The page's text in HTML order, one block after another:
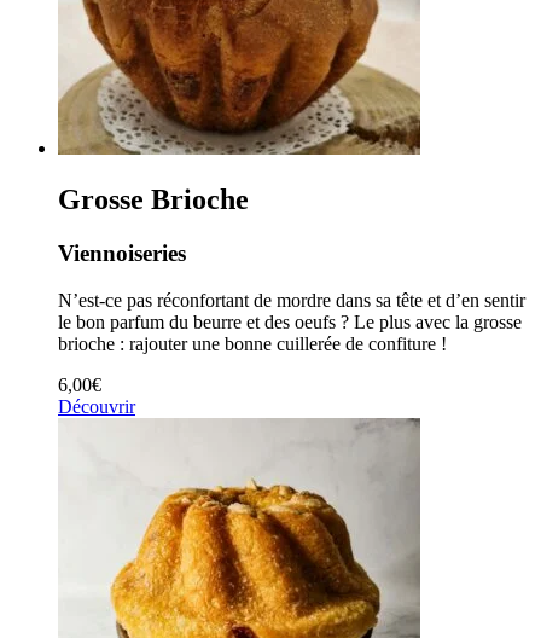
Grosse Brioche
Viennoiseries
N’est-ce pas réconfortant de mordre dans sa tête et d’en sentir
le bon parfum du beurre et des oeufs ? Le plus avec la grosse
brioche : rajouter une bonne cuillerée de confiture !
6,00€
Découvrir